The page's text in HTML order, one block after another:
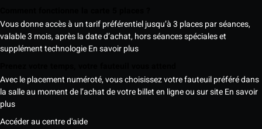
Vous donne accès à un tarif préférentiel jusqu’à 3 places par séances,
valable 3 mois, après la date d’achat, hors séances spéciales et
supplément technologieEn savoir plus
Avec le placement numéroté, vous choisissez votre fauteuil préféré dans
la salle au moment de l’achat de votre billet en ligne ou sur siteEn savoir
plus
Accéder au centre d'aide